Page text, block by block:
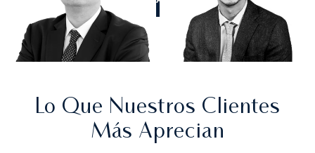
Lo Que Nuestros Clientes
Más Aprecian